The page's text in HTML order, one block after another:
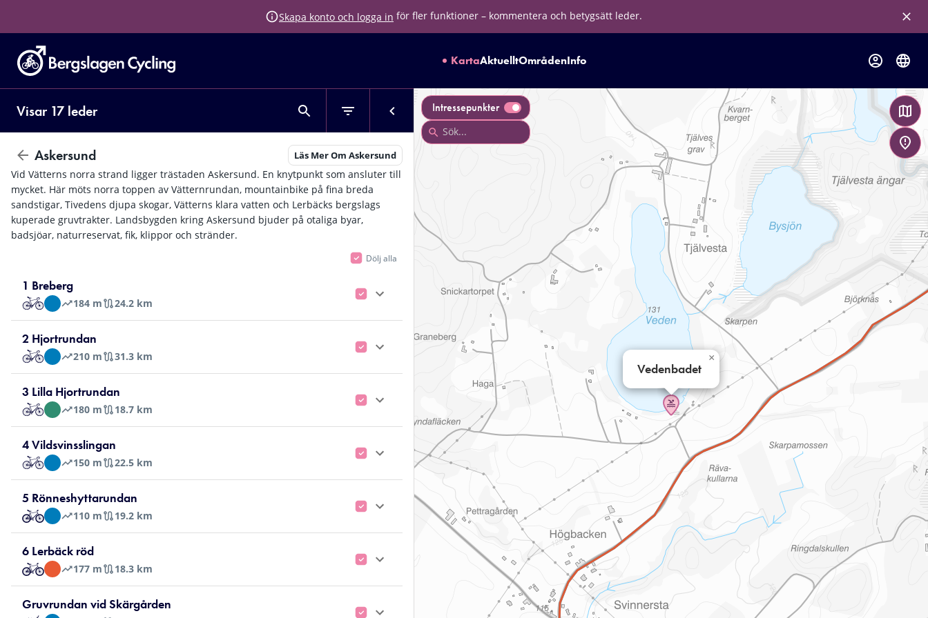
Skapa konto och logga in för fler funktioner – kommentera och betygsätt leder.
KartaAktuelltOmrådenInfo
Visar 17 leder
Askersund Läs Mer Om Askersund
Vid Vätterns norra strand ligger trästaden Askersund. En knytpunkt som ansluter till
mycket. Här möts norra toppen av Vätternrundan, mountainbike på fina breda
sandstigar, Tivedens djupa skogar, Vätterns klara vatten och Lerbäcks bergslags
kuperade gruvtrakter. Landsbygden kring Askersund bjuder på otaliga byar,
badsjöar, naturreservat, fik, klippor och stränder.
Dölj alla
1 Breberg
184 m 24.2 km
2 Hjortrundan
210 m 31.3 km
3 Lilla Hjortrundan
180 m 18.7 km
4 Vildsvinsslingan
150 m 22.5 km
5 Rönneshyttarundan
110 m 19.2 km
6 Lerbäck röd
177 m 18.3 km
Gruvrundan vid Skärgården
Intressepunkter
Vedenbadet
×